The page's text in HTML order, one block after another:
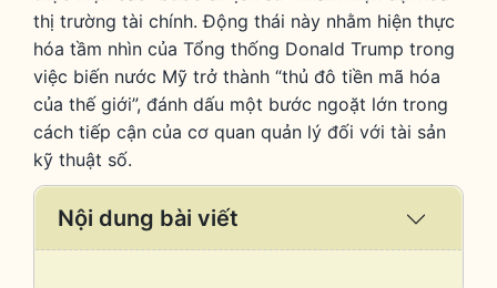
thị trường tài chính. Động thái này nhằm hiện thực
hóa tầm nhìn của Tổng thống Donald Trump trong
việc biến nước Mỹ trở thành “thủ đô tiền mã hóa
của thế giới”, đánh dấu một bước ngoặt lớn trong
cách tiếp cận của cơ quan quản lý đối với tài sản
kỹ thuật số.
Nội dung bài viết